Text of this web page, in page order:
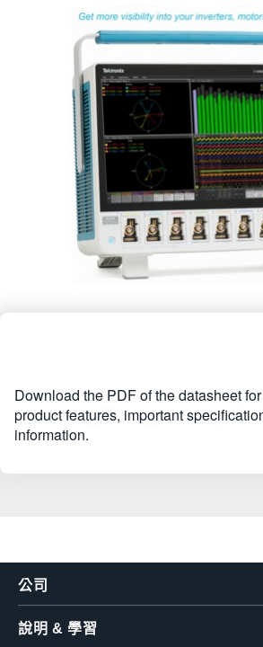
Download the PDF of the datasheet
product features, important
information.
公司
說明 & 學習